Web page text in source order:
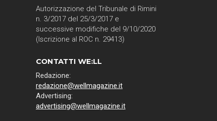
Autorizzazione del Tribunale di Rimini
n. 3/2017 del 25/3/2017 e
successive modifiche del 9/10/2020
(Iscrizione al ROC n. 29413)
CONTATTI WE:LL
Redazione:
redazione@wellmagazine.it
Advertising:
advertising@wellmagazine.it